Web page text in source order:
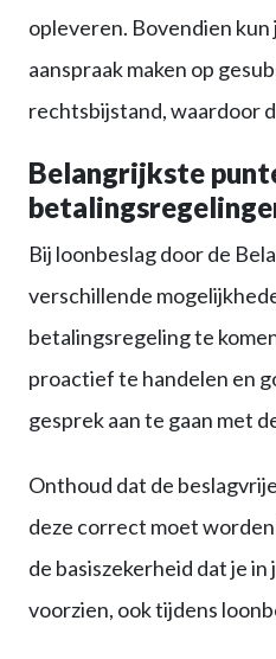
opleveren. Bovendien kun
aanspraak maken op
rechtsbijstand, waardoor
Belangrijkste
Bij loonbeslag door de
verschillende
betalingsregeling te
proactief te handelen en
gesprek aan te gaan met
Onthoud dat de
deze correct moet
de basiszekerheid dat je
voorzien, ook tijdens